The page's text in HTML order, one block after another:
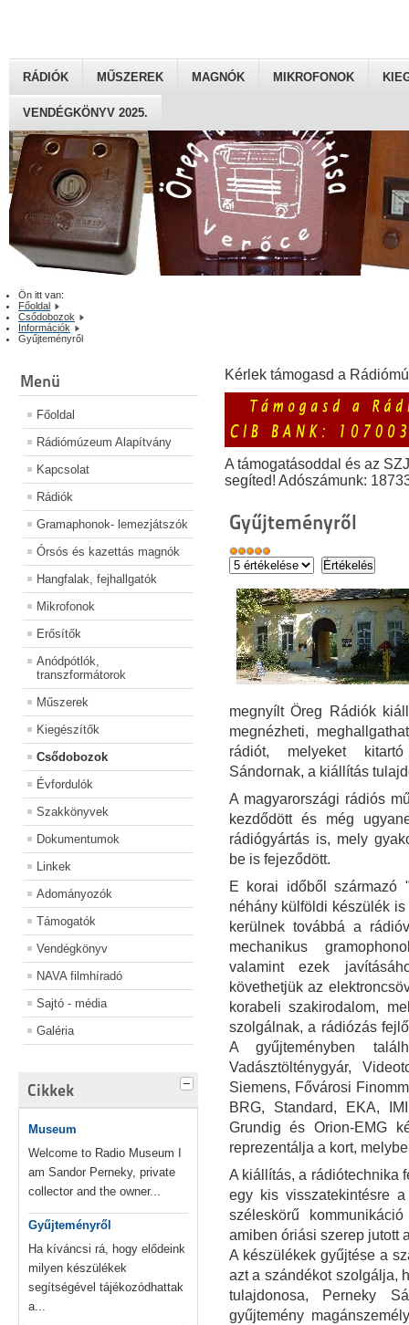
RÁDIÓK MŰSZEREK MAGNÓK MIKROFONOK
VENDÉGKÖNYV 2025.
Ön itt van:
Főoldal
Csődobozok
Információk
Gyűjteményről
Menü
Főoldal
Rádiómúzeum Alapítvány
Kapcsolat
Rádiók
Gramaphonok- lemezjátszók
Órsós és kazettás magnók
Hangfalak, fejhallgatók
Mikrofonok
Erősítők
Anódpótlók,
transzformátorok
Műszerek
Kiegészítők
Csődobozok
Évfordulók
Szakkönyvek
Dokumentumok
Linkek
Adományozók
Támogatók
Vendégkönyv
NAVA filmhíradó
Sajtó - média
Galéria
Cikkek
Museum
Welcome to Radio Museum I
am Sandor Perneky, private
collector and the owner...
Gyűjteményről
Ha kíváncsi rá, hogy elődeink
milyen készülékek
segítségével tájékozódhattak
a...
Kérlek támogasd a
A támogatásoddal és az
segíted! Adószámunk:
Gyűjteményről
megnyílt Öreg Rádiók
megnézheti,
rádiót, melyeket
Sándornak, a kiállítás
A magyarországi rádiós
kezdődött és még
rádiógyártás is, mely
be is fejeződött.
E korai időből származó
néhány külföldi készülék
kerülnek továbbá a
mechanikus
valamint ezek
követhetjük az
korabeli szakirodalom,
szolgálnak, a rádiózás
A gyűjteményben
Vadásztölténygyár,
Siemens, Fővárosi
BRG, Standard, EKA,
Grundig és Orion-EMG
reprezentálja a kort,
A kiállítás, a rádiótechnika
egy kis visszatekintésre
széleskörű
amiben óriási szerep jutott
A készülékek gyűjtése a
azt a szándékot szolgálja,
tulajdonosa, Perneky
gyűjtemény